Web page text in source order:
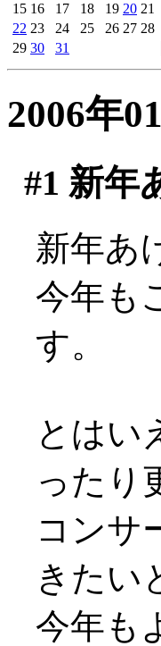
15 16 17 18 19 20 21
22 23 24 25 26 27 28
29 30 31
2006年
#1 新年
新年あ
今年も
す。
とはい
ったり
コンサ
きたい
今年も